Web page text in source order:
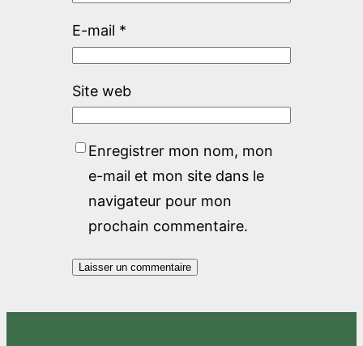
E-mail *
Site web
Enregistrer mon nom, mon
e-mail et mon site dans le
navigateur pour mon
prochain commentaire.